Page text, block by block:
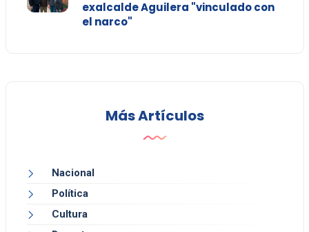
exalcalde Aguilera "vinculado con
el narco"
Más Artículos
Nacional
Política
Cultura